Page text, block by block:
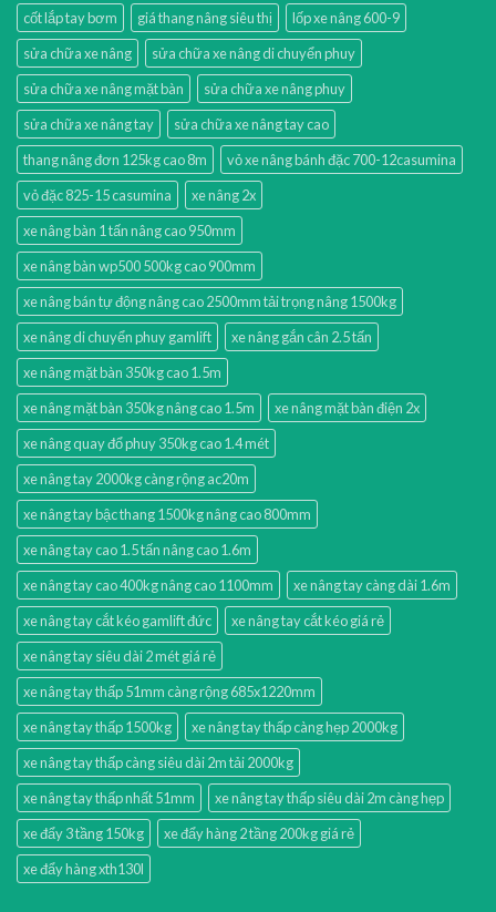
cốt lắp tay bơm
giá thang nâng siêu thị
lốp xe nâng 600-9
sửa chữa xe nâng
sửa chữa xe nâng di chuyển phuy
sửa chữa xe nâng mặt bàn
sửa chữa xe nâng phuy
sửa chữa xe nâng tay
sửa chữa xe nâng tay cao
thang nâng đơn 125kg cao 8m
vỏ xe nâng bánh đặc 700-12casumina
vỏ đặc 825-15 casumina
xe nâng 2x
xe nâng bàn 1 tấn nâng cao 950mm
xe nâng bàn wp500 500kg cao 900mm
xe nâng bán tự động nâng cao 2500mm tải trọng nâng 1500kg
xe nâng di chuyển phuy gamlift
xe nâng gắn cân 2.5 tấn
xe nâng mặt bàn 350kg cao 1.5m
xe nâng mặt bàn 350kg nâng cao 1.5m
xe nâng mặt bàn điện 2x
xe nâng quay đổ phuy 350kg cao 1.4 mét
xe nâng tay 2000kg càng rộng ac20m
xe nâng tay bậc thang 1500kg nâng cao 800mm
xe nâng tay cao 1.5 tấn nâng cao 1.6m
xe nâng tay cao 400kg nâng cao 1100mm
xe nâng tay càng dài 1.6m
xe nâng tay cắt kéo gamlift đức
xe nâng tay cắt kéo giá rẻ
xe nâng tay siêu dài 2 mét giá rẻ
xe nâng tay thấp 51mm càng rộng 685x1220mm
xe nâng tay thấp 1500kg
xe nâng tay thấp càng hẹp 2000kg
xe nâng tay thấp càng siêu dài 2m tải 2000kg
xe nâng tay thấp nhất 51mm
xe nâng tay thấp siêu dài 2m càng hẹp
xe đẩy 3 tầng 150kg
xe đẩy hàng 2 tầng 200kg giá rẻ
xe đẩy hàng xth130l